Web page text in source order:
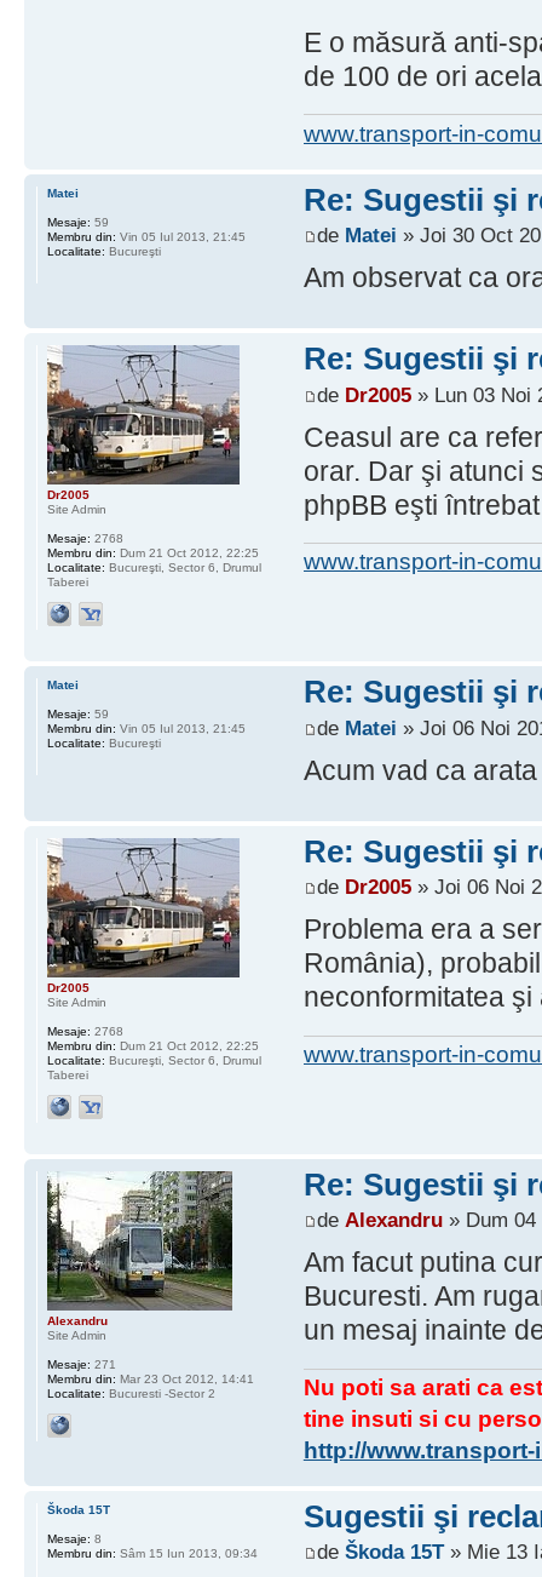
E o măsură anti-
de 100 de ori
www.transport-in-
Re: Sugestii şi
de Matei » Joi 30 Oct
Am observat ca
Matei
Mesaje: 59
Membru din: Vin 05 Iul 2013, 21:45
Localitate: Bucureşti
Re: Sugestii şi
de Dr2005» Lun 03 Noi
Ceasul are ca
orar. Dar şi atunci
phpBB eşti
www.transport-in-
Dr2005
Site Admin
Mesaje: 2768
Membru din: Dum 21 Oct 2012, 22:25
Localitate: Bucureşti, Sector 6, Drumul
Taberei
Re: Sugestii şi
de Matei » Joi 06 Noi
Acum vad ca
Matei
Mesaje: 59
Membru din: Vin 05 Iul 2013, 21:45
Localitate: Bucureşti
Re: Sugestii şi
de Dr2005» Joi 06 Noi
Problema era a
România),
neconformitatea şi
www.transport-in-
Dr2005
Site Admin
Mesaje: 2768
Membru din: Dum 21 Oct 2012, 22:25
Localitate: Bucureşti, Sector 6, Drumul
Taberei
Re: Sugestii şi
de Alexandru» Dum 04
Am facut putina
Bucuresti. Am
un mesaj inainte
Nu poti sa arati ca
tine insuti si cu
http://
Alexandru
Site Admin
Mesaje: 271
Membru din: Mar 23 Oct 2012, 14:41
Localitate: Bucuresti -Sector 2
Sugestii şi
de Škoda 15T» Mie 13
Škoda 15T
Mesaje: 8
Membru din: Sâm 15 Iun 2013, 09:34